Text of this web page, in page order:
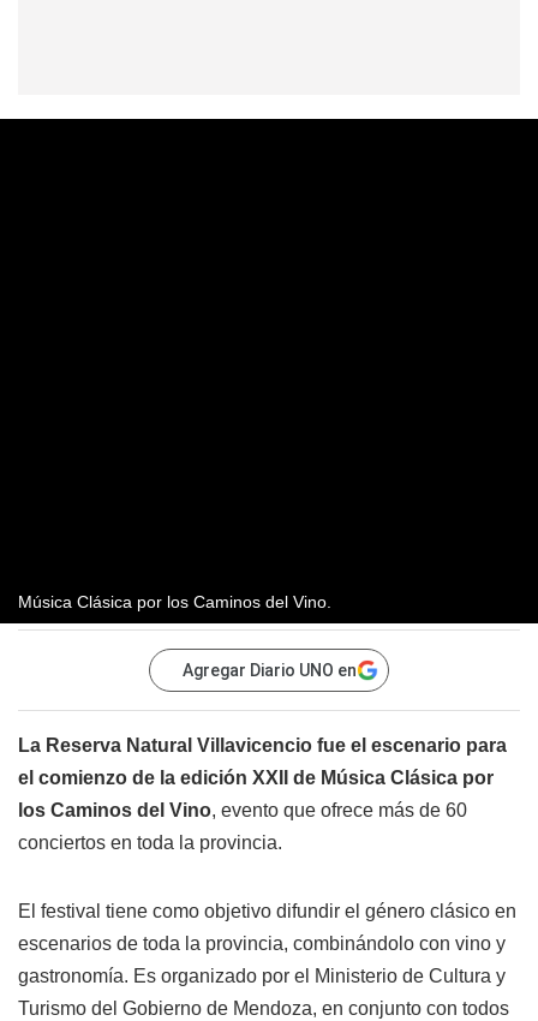
Música Clásica por los Caminos del Vino.
Agregar Diario UNO en
La Reserva Natural Villavicencio fue el escenario para
el comienzo de la edición XXII de Música Clásica por
los Caminos del Vino, evento que ofrece más de 60
conciertos en toda la provincia.
El festival tiene como objetivo difundir el género clásico en
escenarios de toda la provincia, combinándolo con vino y
gastronomía. Es organizado por el Ministerio de Cultura y
Turismo del Gobierno de Mendoza, en conjunto con todos